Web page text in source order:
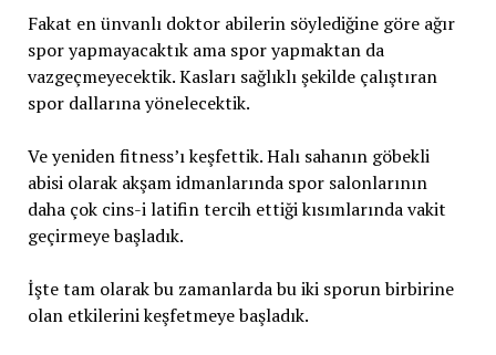
Fakat en ünvanlı doktor abilerin söylediğine göre ağır
spor yapmayacaktık ama spor yapmaktan da
vazgeçmeyecektik. Kasları sağlıklı şekilde çalıştıran
spor dallarına yönelecektik.
Ve yeniden fitness’ı keşfettik. Halı sahanın göbekli
abisi olarak akşam idmanlarında spor salonlarının
daha çok cins-i latifin tercih ettiği kısımlarında vakit
geçirmeye başladık.
İşte tam olarak bu zamanlarda bu iki sporun birbirine
olan etkilerini keşfetmeye başladık.